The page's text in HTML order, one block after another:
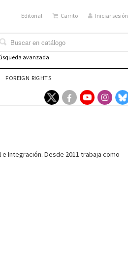
Editorial Carrito Iniciar sesión
avanzada
FOREIGN RIGHTS
Integración. Desde 2011 trabaja como